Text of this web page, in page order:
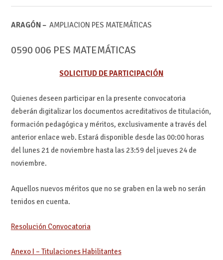
ARAGÓN – AMPLIACION PES MATEMÁTICAS
0590 006 PES MATEMÁTICAS
SOLICITUD DE PARTICIPACIÓN
Quienes deseen participar en la presente convocatoria
deberán digitalizar los documentos acreditativos de titulación,
formación pedagógica y méritos, exclusivamente a través del
anterior enlace web. Estará disponible desde las 00:00 horas
del lunes 21 de noviembre hasta las 23:59 del jueves 24 de
noviembre.
Aquellos nuevos méritos que no se graben en la web no serán
tenidos en cuenta.
Resolución Convocatoria
Anexo I – Titulaciones Habilitantes